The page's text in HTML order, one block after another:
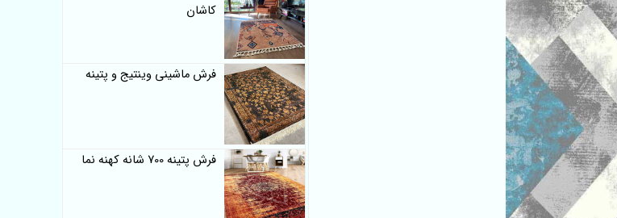
کاشان
فرش ماشینی وینتیج و پتینه
فرش پتینه 700 شانه کهنه نما